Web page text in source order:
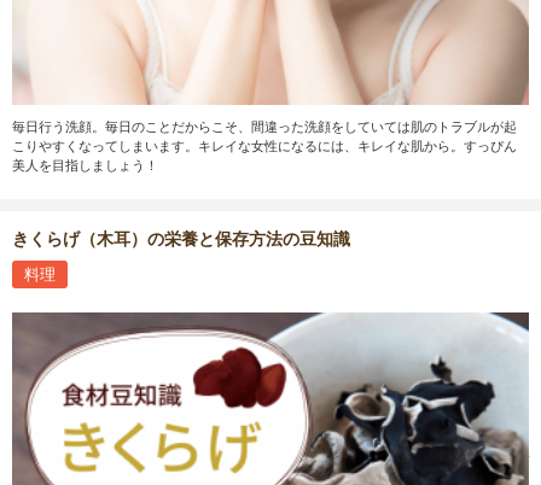
毎日行う洗顔。毎日のことだからこそ、間違った洗顔をしていては肌のトラブルが起
こりやすくなってしまいます。キレイな女性になるには、キレイな肌から。すっぴん
美人を目指しましょう！
きくらげ（木耳）の栄養と保存方法の豆知識
料理